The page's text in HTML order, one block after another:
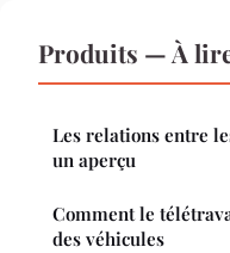
Produits — À
Les relations entre
un aperçu
Comment le
des véhicules